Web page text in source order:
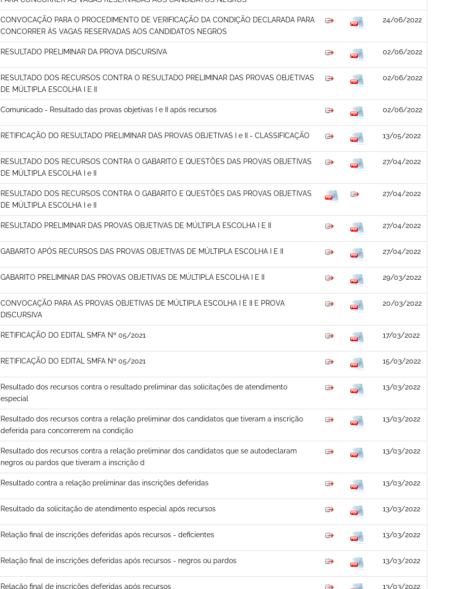
CONVOCAÇÃO PARA O PROCEDIMENTO DE VERIFICAÇÃO DA CONDIÇÃO DECLARADA PARA
CONCORRER ÀS VAGAS RESERVADAS AOS CANDIDATOS NEGROS
24/06/2022
RESULTADO PRELIMINAR DA PROVA DISCURSIVA 02/06/2022
RESULTADO DOS RECURSOS CONTRA O RESULTADO PRELIMINAR DAS PROVAS OBJETIVAS
DE MÚLTIPLA ESCOLHA I E II
02/06/2022
Comunicado - Resultado das provas objetivas I e II após recursos 02/06/2022
RETIFICAÇÃO DO RESULTADO PRELIMINAR DAS PROVAS OBJETIVAS I e II - CLASSIFICAÇÃO 13/05/2022
RESULTADO DOS RECURSOS CONTRA O GABARITO E QUESTÕES DAS PROVAS OBJETIVAS
DE MÚLTIPLA ESCOLHA I e II
27/04/2022
RESULTADO DOS RECURSOS CONTRA O GABARITO E QUESTÕES DAS PROVAS OBJETIVAS
DE MÚLTIPLA ESCOLHA I e II
27/04/2022
RESULTADO PRELIMINAR DAS PROVAS OBJETIVAS DE MÚLTIPLA ESCOLHA I E II 27/04/2022
GABARITO APÓS RECURSOS DAS PROVAS OBJETIVAS DE MÚLTIPLA ESCOLHA I E II 27/04/2022
GABARITO PRELIMINAR DAS PROVAS OBJETIVAS DE MÚLTIPLA ESCOLHA I E II 29/03/2022
CONVOCAÇÃO PARA AS PROVAS OBJETIVAS DE MÚLTIPLA ESCOLHA I E II E PROVA
DISCURSIVA
20/03/2022
RETIFICAÇÃO DO EDITAL SMFA Nº 05/2021 17/03/2022
RETIFICAÇÃO DO EDITAL SMFA Nº 05/2021 15/03/2022
Resultado dos recursos contra o resultado preliminar das solicitações de atendimento
especial
13/03/2022
Resultado dos recursos contra a relação preliminar dos candidatos que tiveram a inscrição
deferida para concorrerem na condição
13/03/2022
Resultado dos recursos contra a relação preliminar dos candidatos que se autodeclaram
negros ou pardos que tiveram a inscrição d
13/03/2022
Resultado contra a relação preliminar das inscrições deferidas 13/03/2022
Resultado da solicitação de atendimento especial após recursos 13/03/2022
Relação final de inscrições deferidas após recursos - deficientes 13/03/2022
Relação final de inscrições deferidas após recursos - negros ou pardos 13/03/2022
Relação final de inscrições deferidas após recursos 13/03/2022